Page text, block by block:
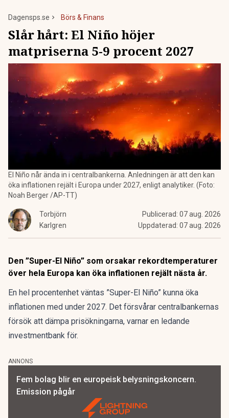
Dagensps.se Börs & Finans
Slår hårt: El Niño höjer
matpriserna 5-9 procent 2027
El Niño når ända in i centralbankerna. Anledningen är att den kan
öka inflationen rejält i Europa under 2027, enligt analytiker. (Foto:
Noah Berger /AP-TT)
Torbjörn
Karlgren
Publicerad: 07 aug. 2026
Uppdaterad: 07 aug. 2026
Den ”Super-El Niño” som orsakar rekordtemperaturer
över hela Europa kan öka inflationen rejält nästa år.
En hel procentenhet väntas ”Super-El Niño” kunna öka
inflationen med under 2027. Det försvårar centralbankernas
försök att dämpa prisökningarna, varnar en ledande
investmentbank för.
ANNONS
Fem bolag blir en europeisk belysningskoncern.
Emission pågår